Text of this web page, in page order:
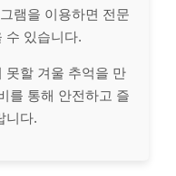
램을 이용하면 전문
수 있습니다.
못할 겨울 추억을 만
를 통해 안전하고 즐
니다.